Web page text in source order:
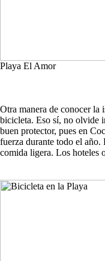
Playa El Amor
Otra manera de conocer la
bicicleta. Eso sí, no olvide
buen protector, pues en
fuerza durante todo el año.
comida ligera. Los hoteles